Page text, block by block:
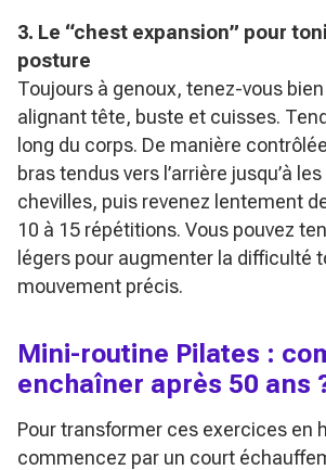
3. Le “chest expansion” pour
posture
Toujours à genoux, tenez-vous
alignant tête, buste et cuisses.
long du corps. De manière
bras tendus vers l’arrière jusqu’à
chevilles, puis revenez lentement
10 à 15 répétitions. Vous pouvez
légers pour augmenter la difficulté
mouvement précis.
Mini-routine Pilates :
enchaîner après 50 ans
Pour transformer ces exercices en
commencez par un court